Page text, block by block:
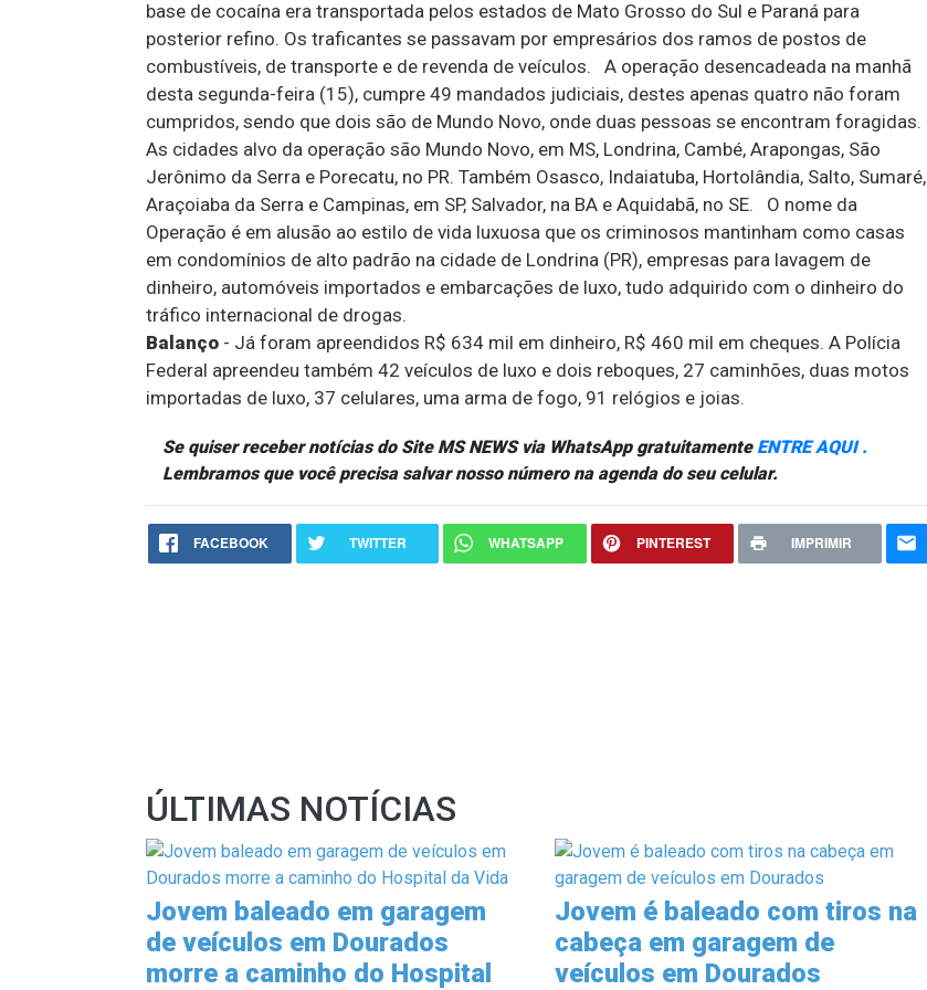
base de cocaína era transportada pelos estados de Mato Grosso do Sul e Paraná para
posterior refino. Os traficantes se passavam por empresários dos ramos de postos de
combustíveis, de transporte e de revenda de veículos. A operação desencadeada na manhã
desta segunda-feira (15), cumpre 49 mandados judiciais, destes apenas quatro não foram
cumpridos, sendo que dois são de Mundo Novo, onde duas pessoas se encontram foragidas.
As cidades alvo da operação são Mundo Novo, em MS, Londrina, Cambé, Arapongas, São
Jerônimo da Serra e Porecatu, no PR. Também Osasco, Indaiatuba, Hortolândia, Salto, Sumaré,
Araçoiaba da Serra e Campinas, em SP, Salvador, na BA e Aquidabã, no SE. O nome da
Operação é em alusão ao estilo de vida luxuosa que os criminosos mantinham como casas
em condomínios de alto padrão na cidade de Londrina (PR), empresas para lavagem de
dinheiro, automóveis importados e embarcações de luxo, tudo adquirido com o dinheiro do
tráfico internacional de drogas.
Balanço - Já foram apreendidos R$ 634 mil em dinheiro, R$ 460 mil em cheques. A Polícia
Federal apreendeu também 42 veículos de luxo e dois reboques, 27 caminhões, duas motos
importadas de luxo, 37 celulares, uma arma de fogo, 91 relógios e joias.
Se quiser receber notícias do Site MS NEWS via WhatsApp gratuitamente ENTRE AQUI .
Lembramos que você precisa salvar nosso número na agenda do seu celular.
FACEBOOK TWITTER WHATSAPP PINTEREST IMPRIMIR
ÚLTIMAS NOTÍCIAS
Jovem baleado em garagem
de veículos em Dourados
morre a caminho do Hospital
Jovem é baleado com tiros na
cabeça em garagem de
veículos em Dourados